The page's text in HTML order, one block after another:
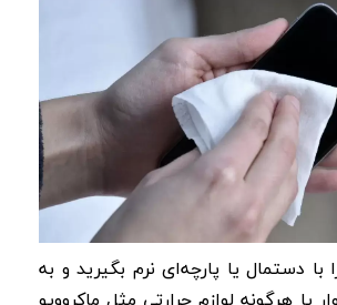
با دستمال یا پارچه‌ای نرم بگیرید و به